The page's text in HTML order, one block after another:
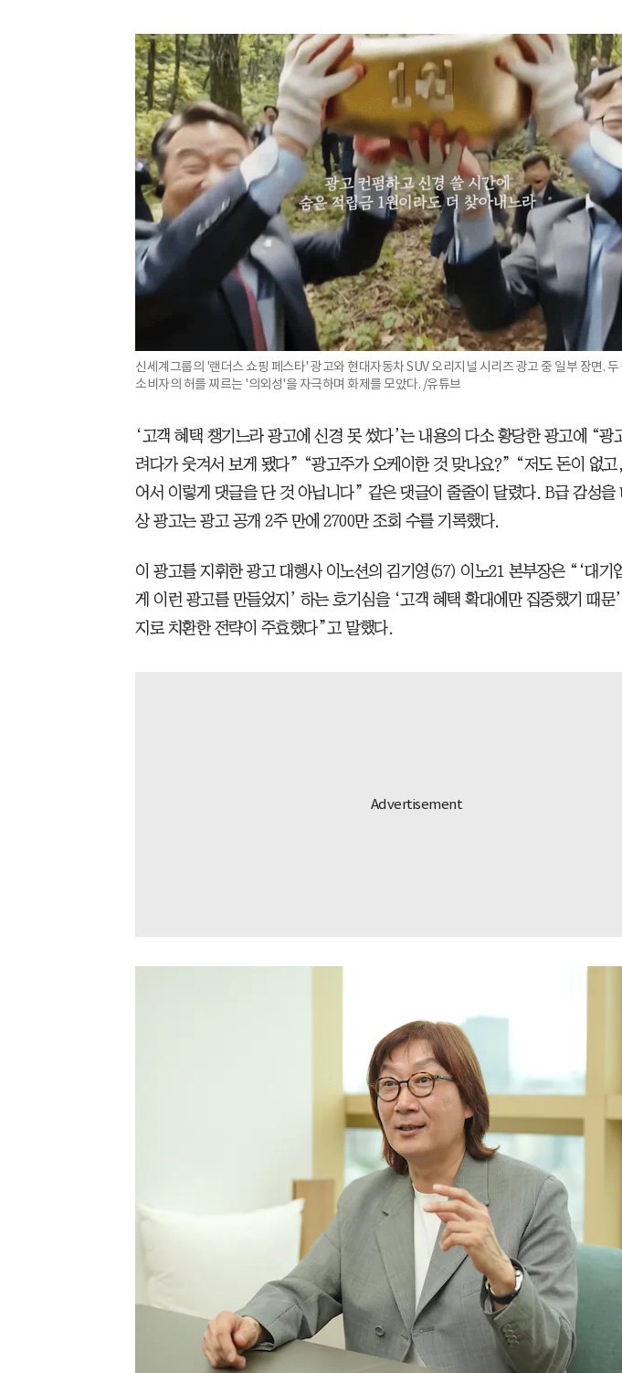
신세계그룹의 '랜더스 쇼핑 페스타' 광고와 현대자동차 SUV 오리지널 시리즈 광고 중 일부 장면. 두
소비자의 허를 찌르는 '의외성'을 자극하며 화제를 모았다. /유튜브
‘고객 혜택 챙기느라 광고에 신경 못 썼다’는 내용의 다소 황당한 광고에 “광
려다가 웃겨서 보게 됐다” “광고주가 오케이한 것 맞나요?” “저도 돈이 없
어서 이렇게 댓글을 단 것 아닙니다” 같은 댓글이 줄줄이 달렸다. B급 감성을
상 광고는 광고 공개 2주 만에 2700만 조회 수를 기록했다.
이 광고를 지휘한 광고 대행사 이노션의 김기영(57) 이노21 본부장은 “‘대기
게 이런 광고를 만들었지’ 하는 호기심을 ‘고객 혜택 확대에만 집중했기 때문
지로 치환한 전략이 주효했다”고 말했다.